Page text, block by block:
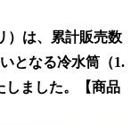
）は、累計販売数
となる冷水筒（1.
しました。【商品